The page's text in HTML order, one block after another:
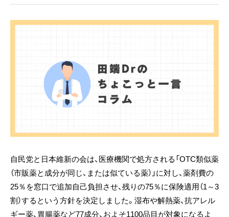
自民党と日本維新の会は、医療機関で処方される「OTC類似薬
（市販薬と成分が同じ、または似ている薬）」に対し、薬剤費の
25％を窓口で追加自己負担させ、残りの75％に保険適用（1～3
割）するという方針を決定しました。湿布や解熱薬、抗アレル
ギー薬、胃腸薬など77成分、およそ1100品目が対象になるよ